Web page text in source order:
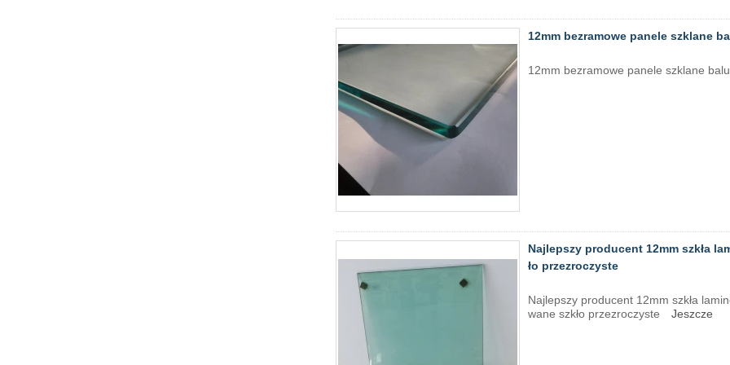
12mm bezramowe panele szklane
12mm bezramowe panele szklane
Najlepszy producent 12mm szkła
ło przezroczyste
Najlepszy producent 12mm szkła
wane szkło przezroczyste
Jeszcze